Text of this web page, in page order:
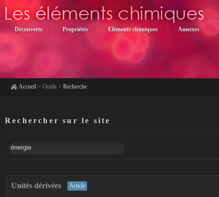
Découverte Propriétés Eléments chimiques Annexes
Accueil > Outils > Recherche
Rechercher sur le site
Unités dérivées Article